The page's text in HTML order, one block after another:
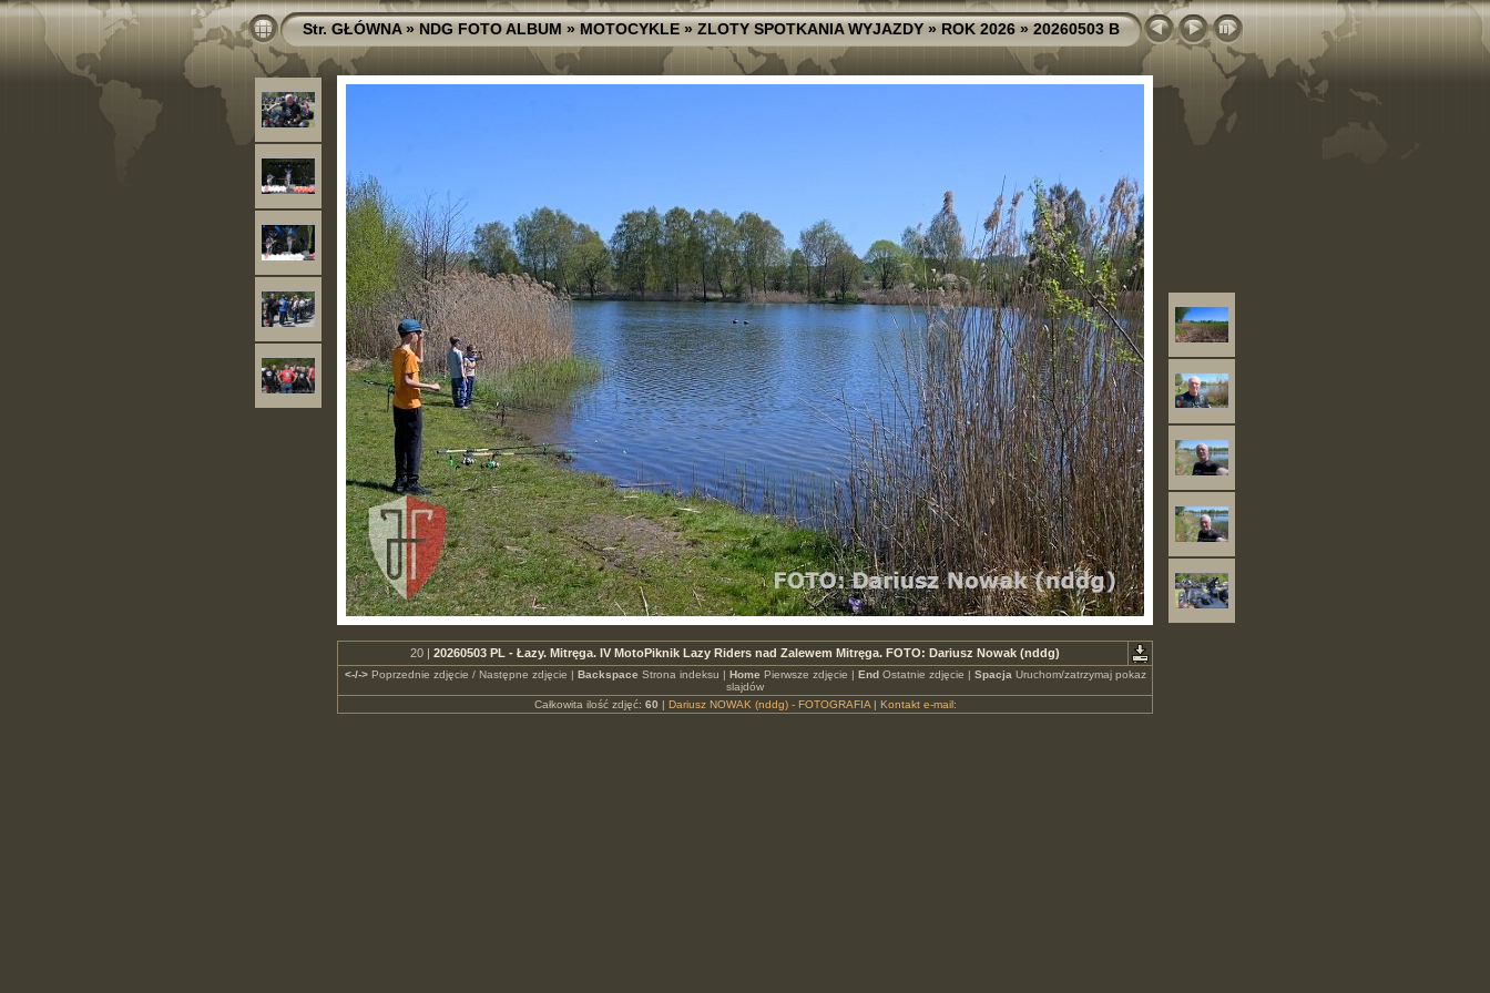
Str. GŁÓWNA»NDG FOTO ALBUM»MOTOCYKLE»ZLOTY SPOTKANIA WYJAZDY»ROK 2026»20260503 B
20 | 20260503 PL - Łazy. Mitręga. IV MotoPiknik Lazy Riders nad Zalewem Mitręga. FOTO: Dariusz Nowak (nddg)
<-/->Poprzednie zdjęcie / Następne zdjęcie | Backspace Strona indeksu | Home Pierwsze zdjęcie | EndOstatnie zdjęcie | Spacja Uruchom/zatrzymaj pokaz
slajdów
Całkowita ilość zdjęć: 60 | Dariusz NOWAK (nddg) - FOTOGRAFIA| Kontakt e-mail: